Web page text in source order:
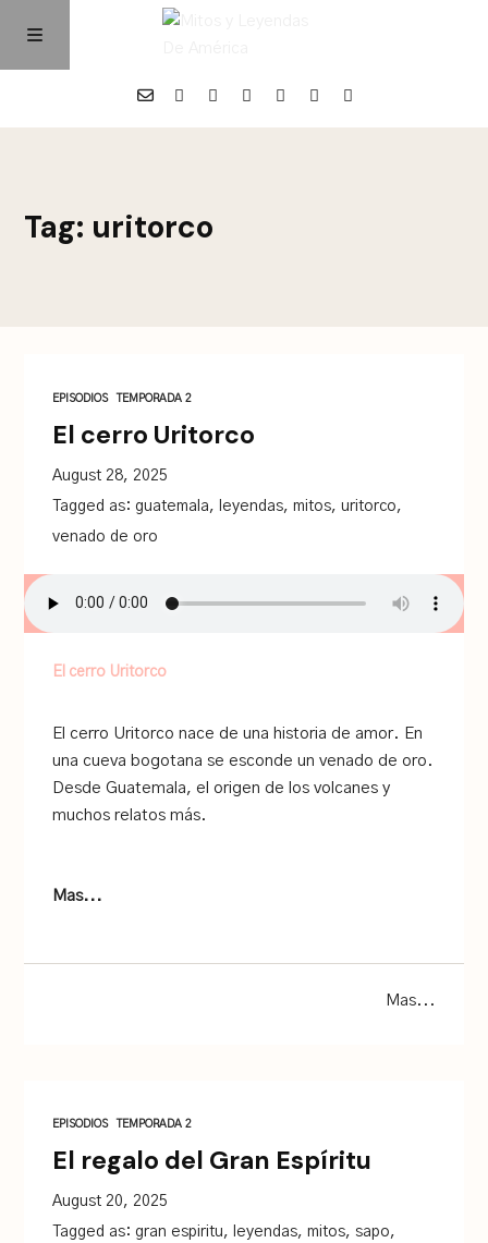
Episodios
Tag: uritorco
EPISODIOS TEMPORADA 2
El cerro Uritorco
August 28, 2025
Tagged as: guatemala, leyendas,mitos,uritorco,
venado de oro
El cerro Uritorco
El cerro Uritorco nace de una historia de amor. En
una cueva bogotana se esconde un venado de oro.
Desde Guatemala, el origen de los volcanes y
muchos relatos más.
Mas...
Mas...
EPISODIOS TEMPORADA 2
El regalo del Gran Espíritu
August 20, 2025
Tagged as: gran espiritu, leyendas,mitos,sapo,